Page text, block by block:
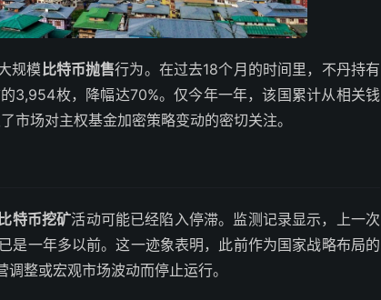
规模比特币抛售行为。在过去18个月的时间里，不丹持有
3,954枚，降幅达70%。仅今年一年，该国累计从相关钱
市场对主权基金加密策略变动的密切关注。
特币挖矿活动可能已经陷入停滞。监测记录显示，上一次
是一年多以前。这一迹象表明，此前作为国家战略布局的
整或宏观市场波动而停止运行。